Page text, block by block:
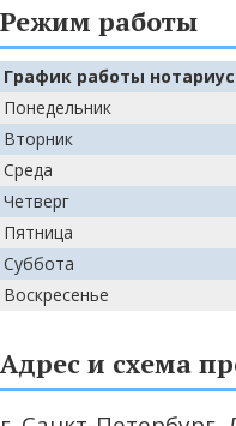
Режим работы
График работы
Понедельник
Вторник
Среда
Четверг
Пятница
Суббота
Воскресенье
Адрес и схема